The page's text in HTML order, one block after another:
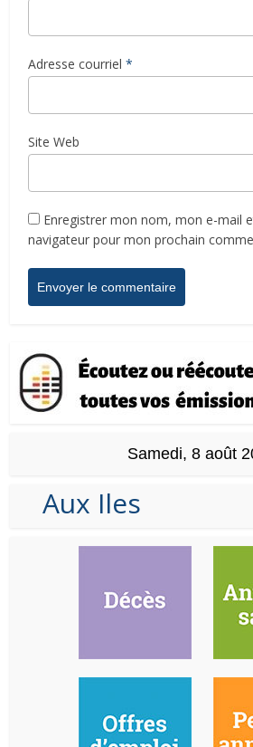
Adresse courriel *
Site Web
Enregistrer mon nom, mon e-mail
navigateur pour mon prochain
Samedi, 8 août
Aux Iles